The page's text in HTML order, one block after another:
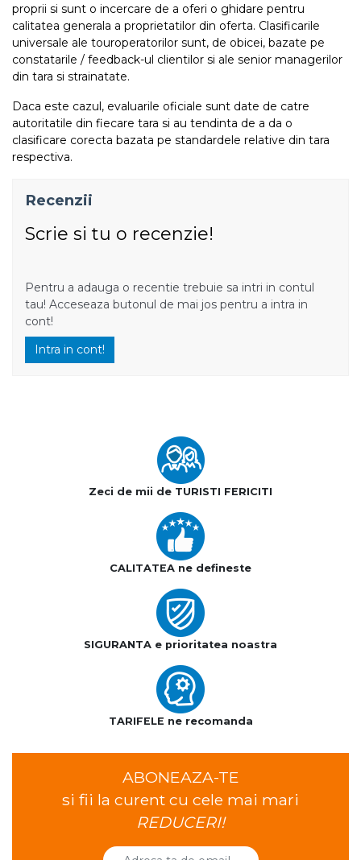
proprii si sunt o incercare de a oferi o ghidare pentru
calitatea generala a proprietatilor din oferta. Clasificarile
universale ale touroperatorilor sunt, de obicei, bazate pe
constatarile / feedback-ul clientilor si ale senior managerilor
din tara si strainatate.
Daca este cazul, evaluarile oficiale sunt date de catre
autoritatile din fiecare tara si au tendinta de a da o
clasificare corecta bazata pe standardele relative din tara
respectiva.
Recenzii
Scrie si tu o recenzie!
Pentru a adauga o recentie trebuie sa intri in contul
tau! Acceseaza butonul de mai jos pentru a intra in
cont!
Intra in cont!
Zeci de mii de TURISTI FERICITI
CALITATEA ne defineste
SIGURANTA e prioritatea noastra
TARIFELE ne recomanda
ABONEAZA-TE
si fii la curent cu cele mai mari
REDUCERI!